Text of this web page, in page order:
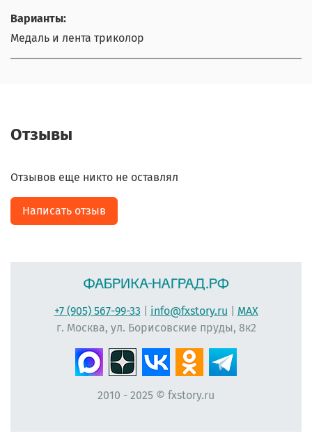
Варианты:
Медаль и лента триколор
Отзывы
Отзывов еще никто не оставлял
Написать отзыв
+7 (905) 567-99-33 info@fxstory.ru
MAX
г. Москва, ул. Борисовские пруды, 8к2
2010 - 2025 © fxstory.ru